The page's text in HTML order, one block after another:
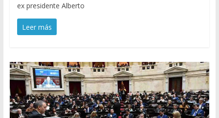
ex presidente Alberto
Leer más